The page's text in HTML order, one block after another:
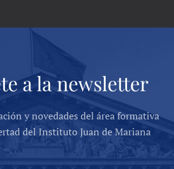
a la newsletter
y novedades del área formativa
del Instituto Juan de Mariana